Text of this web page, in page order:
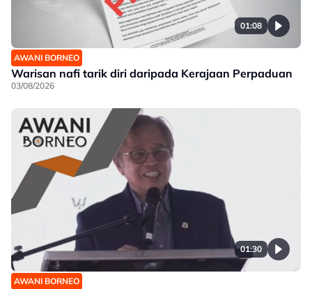
01:08
AWANI BORNEO
Warisan nafi tarik diri daripada Kerajaan Perpaduan
03/08/2026
01:30
AWANI BORNEO